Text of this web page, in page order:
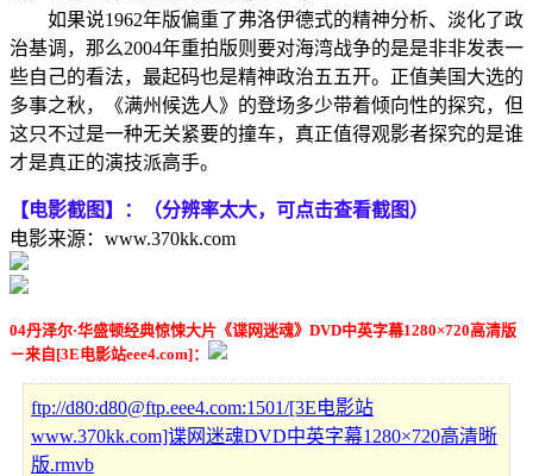
如果说1962年版偏重了弗洛伊德式的精神分析、淡化了政
治基调，那么2004年重拍版则要对海湾战争的是是非非发表一
些自己的看法，最起码也是精神政治五五开。正值美国大选的
多事之秋，《满州候选人》的登场多少带着倾向性的探究，但
这只不过是一种无关紧要的撞车，真正值得观影者探究的是谁
才是真正的演技派高手。
【电影截图】：（分辨率太大，可点击查看截图）
电影来源：www.370kk.com
04丹泽尔·华盛顿经典惊悚大片《谍网迷魂》DVD中英字幕1280×720高清版
－来自[3E电影站eee4.com]：
ftp://d80:d80@ftp.eee4.com:1501/[3E电影站
www.370kk.com]谍网迷魂DVD中英字幕1280×720高清晰
版.rmvb